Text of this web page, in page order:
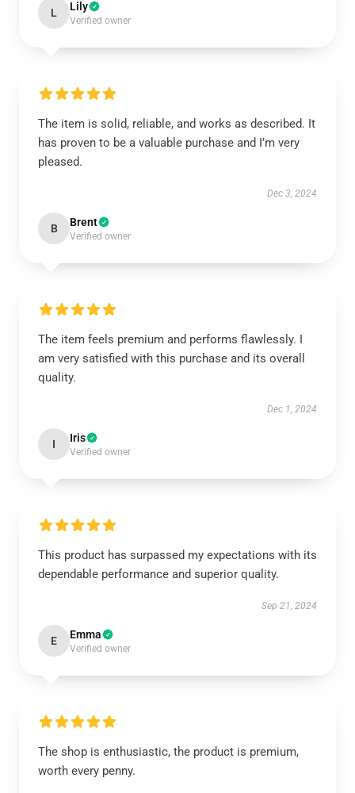
L Lily
Verified owner
The item is solid, reliable, and works as described. It
has proven to be a valuable purchase and I’m very
pleased.
Dec 3, 2024
B Brent
Verified owner
The item feels premium and performs flawlessly. I
am very satisfied with this purchase and its overall
quality.
Dec 1, 2024
I Iris
Verified owner
This product has surpassed my expectations with its
dependable performance and superior quality.
Sep 21, 2024
E Emma
Verified owner
The shop is enthusiastic, the product is premium,
worth every penny.